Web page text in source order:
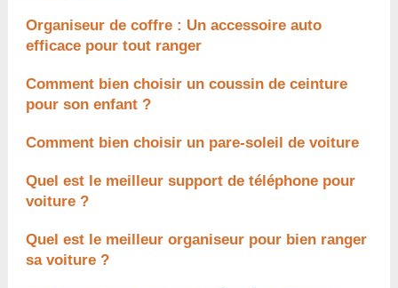
Organiseur de coffre : Un accessoire auto
efficace pour tout ranger
Comment bien choisir un coussin de ceinture
pour son enfant ?
Comment bien choisir un pare-soleil de voiture
Quel est le meilleur support de téléphone pour
voiture ?
Quel est le meilleur organiseur pour bien ranger
sa voiture ?